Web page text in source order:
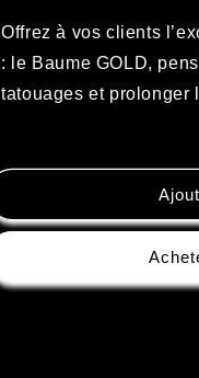
Offrez à vos clients
: le Baume GOLD,
tatouages et prolonger